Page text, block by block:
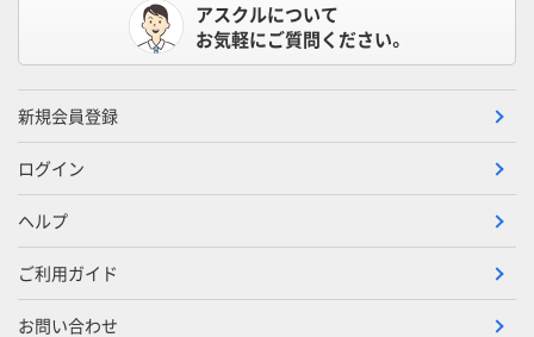
アスクルについて
お気軽にご質問ください。
新規会員登録
ログイン
ヘルプ
ご利用ガイド
お問い合わせ